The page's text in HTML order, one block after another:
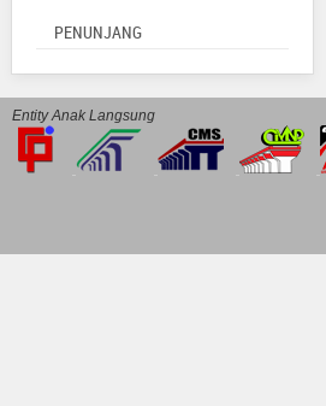
PENUNJANG
Entity Anak Langsung